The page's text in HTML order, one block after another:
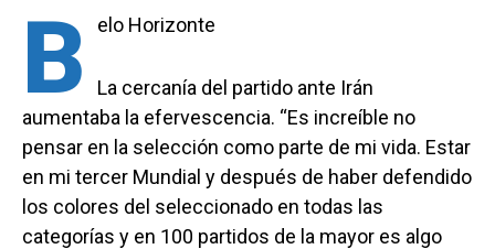
B elo Horizonte
La cercanía del partido ante Irán
aumentaba la efervescencia. “Es increíble no
pensar en la selección como parte de mi vida. Estar
en mi tercer Mundial y después de haber defendido
los colores del seleccionado en todas las
categorías y en 100 partidos de la mayor es algo